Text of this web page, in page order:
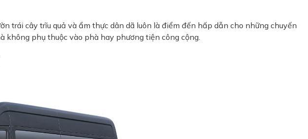
trái cây trĩu quả và ẩm thực dân dã luôn là điểm đến hấp dẫn cho những chuyến
không phụ thuộc vào phà hay phương tiện công cộng.